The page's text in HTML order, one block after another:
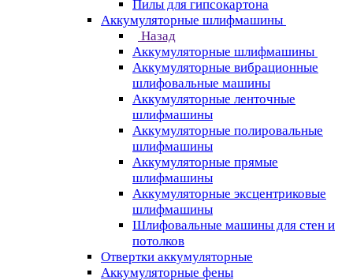
Пилы для гипсокартона
Аккумуляторные шлифмашины
Назад
Аккумуляторные шлифмашины
Аккумуляторные вибрационные
шлифовальные машины
Аккумуляторные ленточные
шлифмашины
Аккумуляторные полировальные
шлифмашины
Аккумуляторные прямые
шлифмашины
Аккумуляторные эксцентриковые
шлифмашины
Шлифовальные машины для стен и
потолков
Отвертки аккумуляторные
Аккумуляторные фены